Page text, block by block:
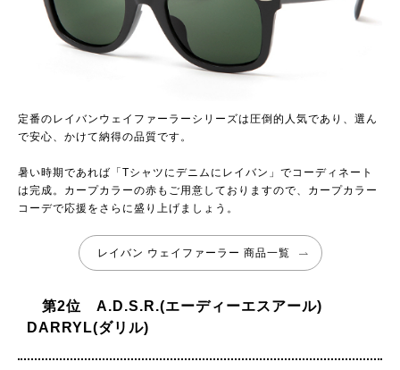
定番のレイバンウェイファーラーシリーズは圧倒的人気であり、選ん
で安心、かけて納得の品質です。
暑い時期であれば「Tシャツにデニムにレイバン」でコーディネート
は完成。カープカラーの赤もご用意しておりますので、カープカラー
コーデで応援をさらに盛り上げましょう。
レイバン ウェイファーラー 商品一覧
第2位 A.D.S.R.(エーディーエスアール)
DARRYL(ダリル)